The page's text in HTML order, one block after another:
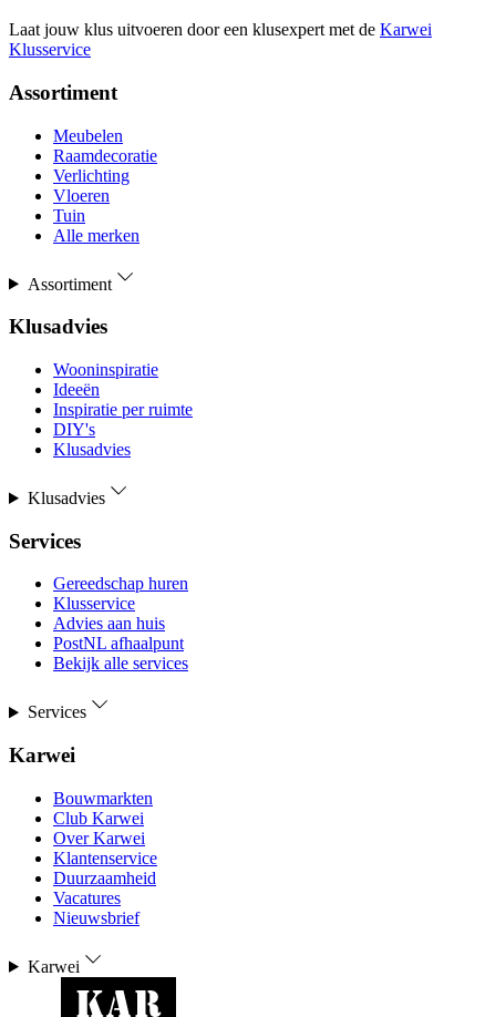
Laat jouw klus uitvoeren door een klusexpert met de Karwei
Klusservice
Assortiment
Meubelen
Raamdecoratie
Verlichting
Vloeren
Tuin
Alle merken
Assortiment
Klusadvies
Wooninspiratie
Ideeën
Inspiratie per ruimte
DIY's
Klusadvies
Klusadvies
Services
Gereedschap huren
Klusservice
Advies aan huis
PostNL afhaalpunt
Bekijk alle services
Services
Karwei
Bouwmarkten
Club Karwei
Over Karwei
Klantenservice
Duurzaamheid
Vacatures
Nieuwsbrief
Karwei